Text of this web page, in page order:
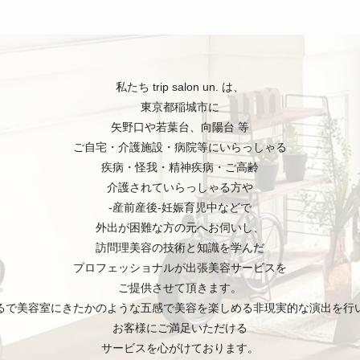
私たち trip salon un. は、
東京都稲城市に
矢野口や若葉台、向陽台 等
ご自宅・介護施設・病院等にいらっしゃる
疾病・怪我・精神疾病・ご高齢
介護されていらっしゃる方や
-産前産後-妊娠育児中などで
外出が困難な方の元へお伺いし、
訪問理美容の技術と知識を学んだ
プロフェッショナルが出張美容サービスを
ご提供させて頂きます。
で美容室にきたかのような五感で美容を楽しめる非現実的な演出を行
お客様にご満足いただける
サービスを心がけております。